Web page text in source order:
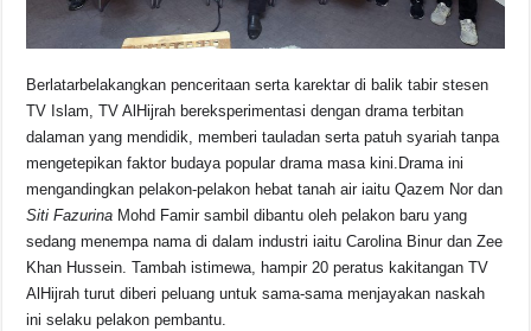
Berlatarbelakangkan penceritaan serta karektar di balik tabir stesen
TV Islam, TV AlHijrah bereksperimentasi dengan drama terbitan
dalaman yang mendidik, memberi tauladan serta patuh syariah tanpa
mengetepikan faktor budaya popular drama masa kini.Drama ini
mengandingkan pelakon-pelakon hebat tanah air iaitu Qazem Nor dan
Siti Fazurina Mohd Famir sambil dibantu oleh pelakon baru yang
sedang menempa nama di dalam industri iaitu Carolina Binur dan Zee
Khan Hussein. Tambah istimewa, hampir 20 peratus kakitangan TV
AlHijrah turut diberi peluang untuk sama-sama menjayakan naskah
ini selaku pelakon pembantu.